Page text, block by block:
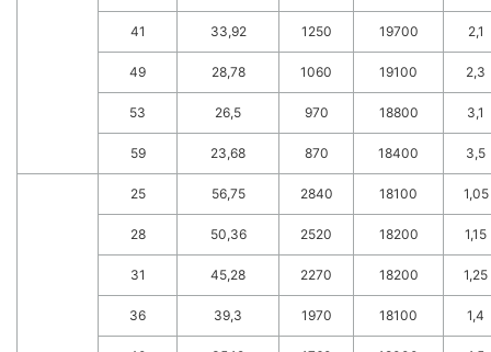
41 33,92 1250 19700 2,1
49 28,78 1060 19100 2,3
53 26,5 970 18800 3,1
59 23,68 870 18400 3,5
25 56,75 2840 18100 1,05
28 50,36 2520 18200 1,15
31 45,28 2270 18200 1,25
36 39,3 1970 18100 1,4